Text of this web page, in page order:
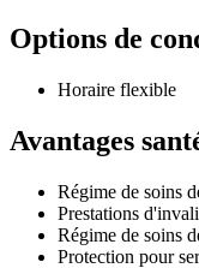
Options de
Horaire flexible
Avantages
Régime de soins
Prestations
Régime de soins
Protection pour